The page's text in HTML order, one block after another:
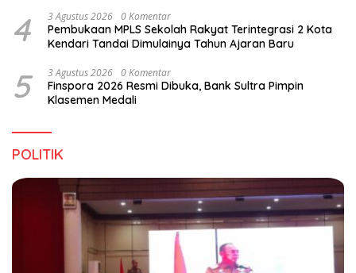
4 3 Agustus 2026 0 Komentar
Pembukaan MPLS Sekolah Rakyat Terintegrasi 2 Kota
Kendari Tandai Dimulainya Tahun Ajaran Baru
5 3 Agustus 2026 0 Komentar
Finspora 2026 Resmi Dibuka, Bank Sultra Pimpin
Klasemen Medali
POLITIK